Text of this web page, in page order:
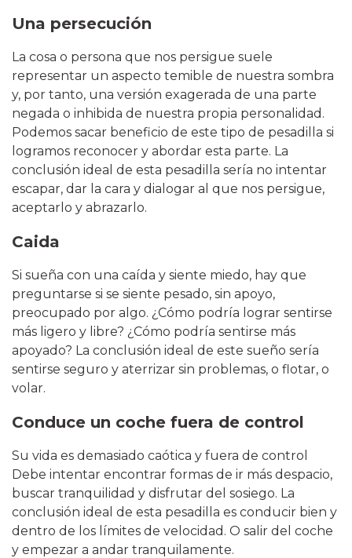
Una persecución
La cosa o persona que nos persigue suele
representar un aspecto temible de nuestra sombra
y, por tanto, una versión exagerada de una parte
negada o inhibida de nuestra propia personalidad.
Podemos sacar beneficio de este tipo de pesadilla si
logramos reconocer y abordar esta parte. La
conclusión ideal de esta pesadilla sería no intentar
escapar, dar la cara y dialogar al que nos persigue,
aceptarlo y abrazarlo.
Caida
Si sueña con una caída y siente miedo, hay que
preguntarse si se siente pesado, sin apoyo,
preocupado por algo. ¿Cómo podría lograr sentirse
más ligero y libre? ¿Cómo podría sentirse más
apoyado? La conclusión ideal de este sueño sería
sentirse seguro y aterrizar sin problemas, o flotar, o
volar.
Conduce un coche fuera de control
Su vida es demasiado caótica y fuera de control
Debe intentar encontrar formas de ir más despacio,
buscar tranquilidad y disfrutar del sosiego. La
conclusión ideal de esta pesadilla es conducir bien y
dentro de los límites de velocidad. O salir del coche
y empezar a andar tranquilamente.